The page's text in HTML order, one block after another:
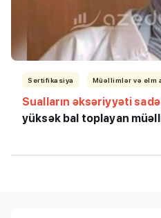
Sertifikasiya Müəllimlər və elm
Sualların əksəriyyəti
yüksək bal toplayan